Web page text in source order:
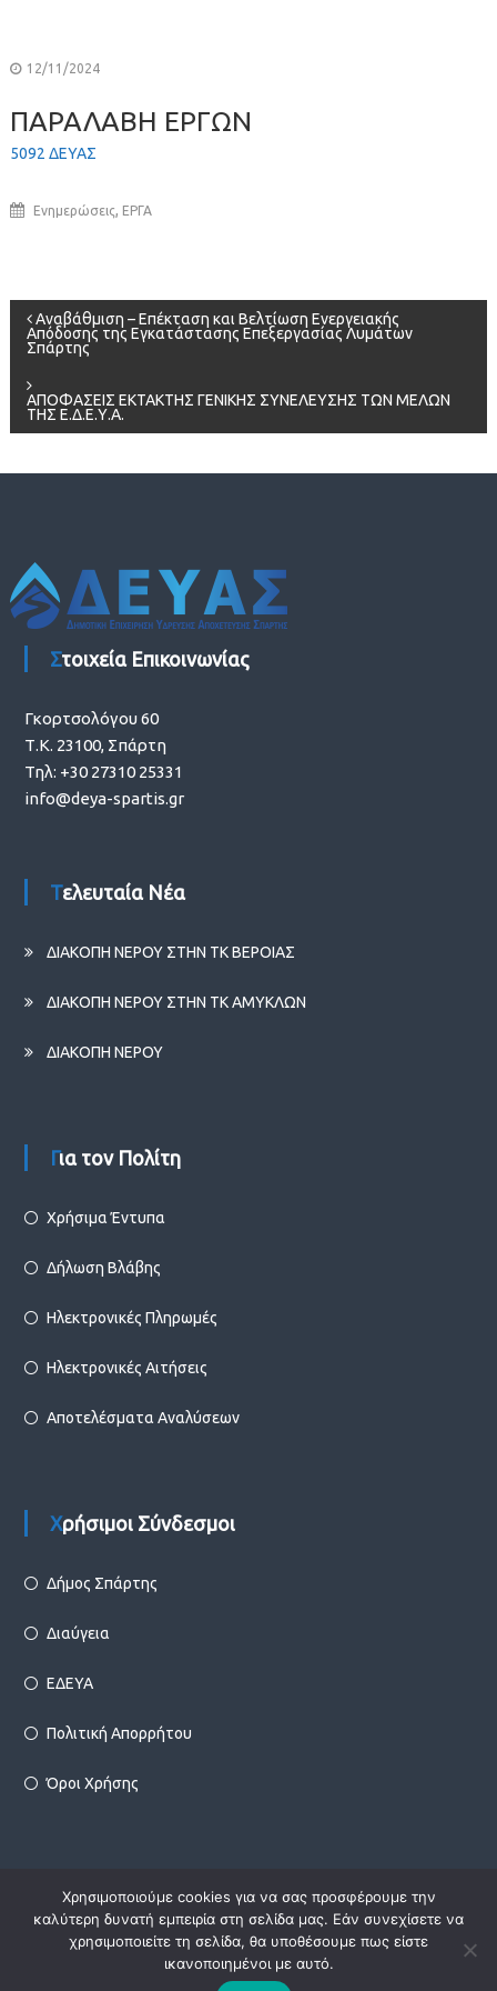
12/11/2024
ΠΑΡΑΛΑΒΗ ΕΡΓΩΝ
5092 ΔΕΥΑΣ
Ενημερώσεις, ΕΡΓΑ
Πλοήγηση
άρθρων
Αναβάθμιση – Επέκταση και Βελτίωση Ενεργειακής
Απόδοσης της Εγκατάστασης Επεξεργασίας Λυμάτων
Σπάρτης
ΑΠΟΦΑΣΕΙΣ ΕΚΤΑΚΤΗΣ ΓΕΝΙΚΗΣ ΣΥΝΕΛΕΥΣΗΣ ΤΩΝ ΜΕΛΩΝ
ΤΗΣ Ε.Δ.Ε.Υ.Α.
Στοιχεία Επικοινωνίας
Γκορτσολόγου 60
Τ.Κ. 23100, Σπάρτη
Τηλ: +30 27310 25331
info@deya-spartis.gr
Τελευταία Νέα
ΔΙΑΚΟΠΗ ΝΕΡΟΥ ΣΤΗΝ ΤΚ ΒΕΡΟΙΑΣ
ΔΙΑΚΟΠΗ ΝΕΡΟΥ ΣΤΗΝ ΤΚ ΑΜΥΚΛΩΝ
ΔΙΑΚΟΠΗ ΝΕΡΟΥ
Για τον Πολίτη
Χρήσιμα Έντυπα
Δήλωση Βλάβης
Ηλεκτρονικές Πληρωμές
Ηλεκτρονικές Αιτήσεις
Αποτελέσματα Αναλύσεων
Χρήσιμοι Σύνδεσμοι
Δήμος Σπάρτης
Διαύγεια
ΕΔΕΥΑ
Πολιτική Απορρήτου
Όροι Χρήσης
Copyright © 2026 Δ.Ε.Υ.Α. Σπάρτης Designed by Infotechnica
facebook
Χρησιμοποιούμε cookies για να σας προσφέρουμε την
καλύτερη δυνατή εμπειρία στη σελίδα μας. Εάν συνεχίσετε να
χρησιμοποιείτε τη σελίδα, θα υποθέσουμε πως είστε
ικανοποιημένοι με αυτό.